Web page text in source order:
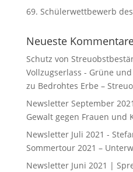
69. Schülerwettbewerb
Neueste
Schutz von
Vollzugserlass - Grüne
zu Bedrohtes Erbe –
Newsletter September
Gewalt gegen Frauen und
Newsletter Juli 2021 -
Sommertour 2021 –
Newsletter Juni 2021 |